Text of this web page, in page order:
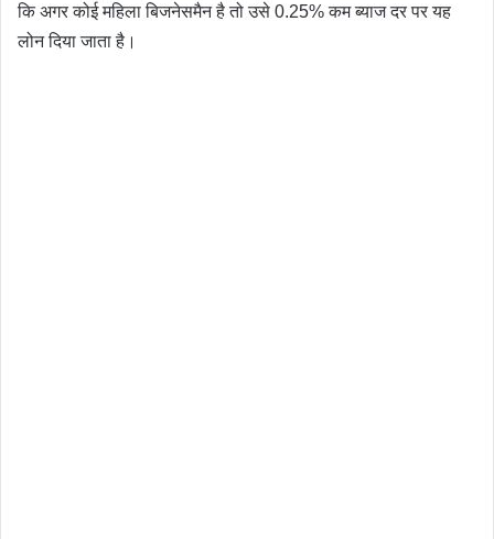
कि अगर कोई महिला बिजनेसमैन है तो उसे 0.25% कम ब्याज दर पर यह
लोन दिया जाता है।